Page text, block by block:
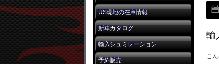
US現地の在庫情報
新車カタログ
輸入シュミレーション
予約販売
輸
こ